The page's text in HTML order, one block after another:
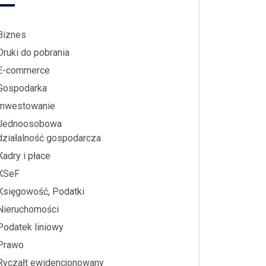
do pobrania
commerce
gospodarcza
i płace
Podatki
liniowy
ewidencjonowany